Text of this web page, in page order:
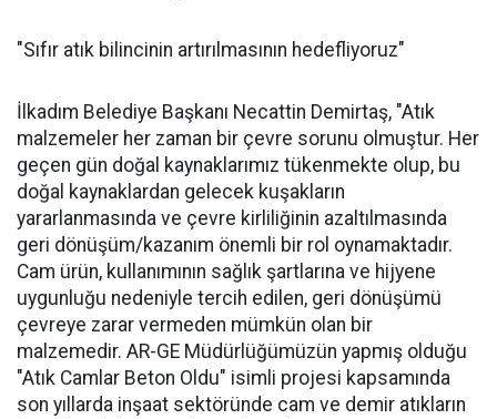
"Sıfır atık bilincinin artırılmasının hedefliyoruz"
İlkadım Belediye Başkanı Necattin Demirtaş, "Atık
malzemeler her zaman bir çevre sorunu olmuştur. Her
geçen gün doğal kaynaklarımız tükenmekte olup, bu
doğal kaynaklardan gelecek kuşakların
yararlanmasında ve çevre kirliliğinin azaltılmasında
geri dönüşüm/kazanım önemli bir rol oynamaktadır.
Cam ürün, kullanımının sağlık şartlarına ve hijyene
uygunluğu nedeniyle tercih edilen, geri dönüşümü
çevreye zarar vermeden mümkün olan bir
malzemedir. AR-GE Müdürlüğümüzün yapmış olduğu
"Atık Camlar Beton Oldu" isimli projesi kapsamında
son yıllarda inşaat sektöründe cam ve demir atıkların